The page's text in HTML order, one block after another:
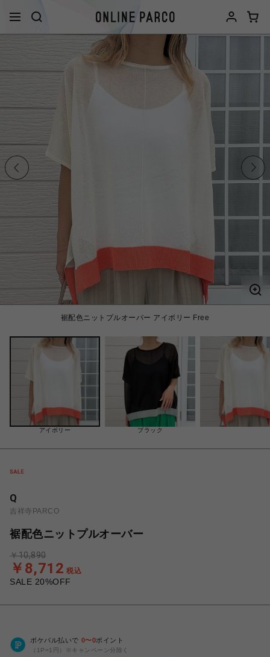
裾配色ニットプルオーバー アイボリー Free
アイボリー ブラック
Q
吉祥寺PARCO
裾配色ニットプルオーバー
SALE 20%OFF
￥8,712 税込
￥10,890
ポケパル払いで 0〜0ポイント
（1P=1円）※キャンペーン分除く